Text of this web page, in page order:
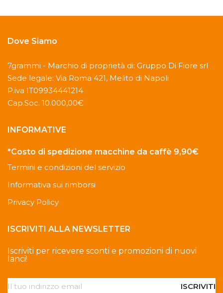
Dove Siamo
7grammi - Marchio di proprietà di: Gruppo Di Fiore srl
Sede legale: Via Roma 421, Melito di Napoli
P.iva IT09934441214
Cap.Soc. 10.000,00€
INFORMATIVE
*Costo di spedizione macchine da caffè 9,90€
Termini e condizioni del servizio
Informativa sui rimborsi
Privacy Policy
ISCRIVITI ALLA NEWSLETTER
Iscriviti per ricevere sconti e promozioni di nuovi
lanci!
ISCRIVITI